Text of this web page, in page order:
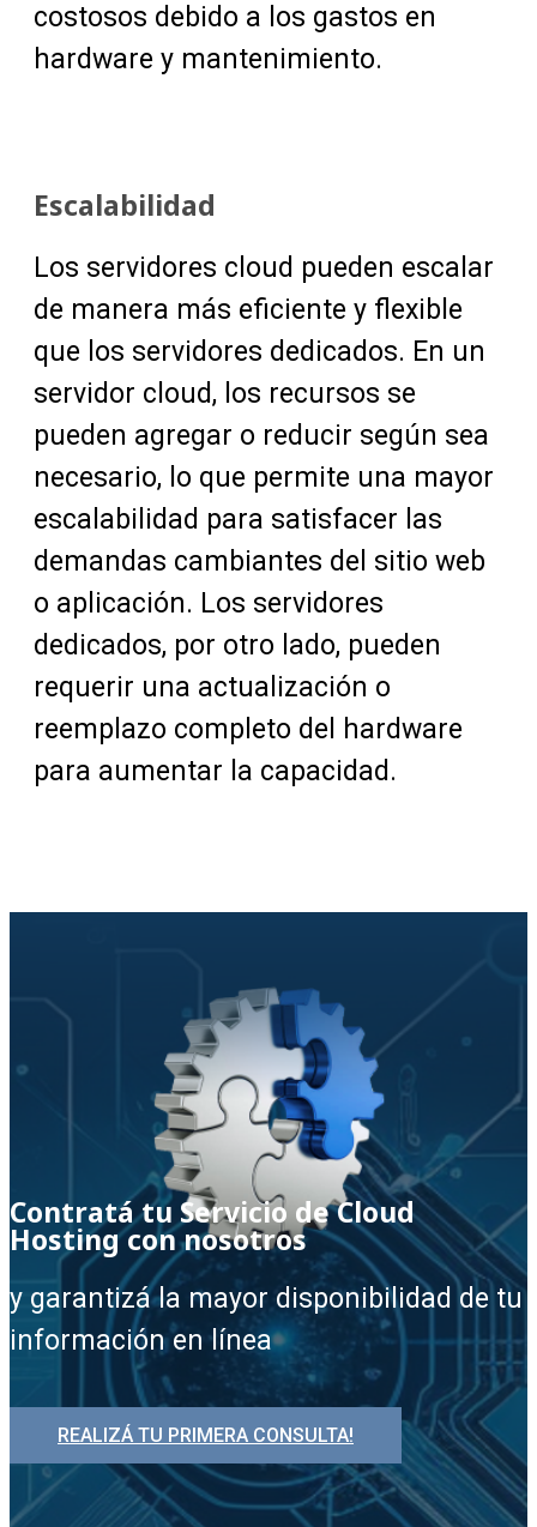
costosos debido a los gastos en
hardware y mantenimiento.
Escalabilidad
Los servidores cloud pueden escalar
de manera más eficiente y flexible
que los servidores dedicados. En un
servidor cloud, los recursos se
pueden agregar o reducir según sea
necesario, lo que permite una mayor
escalabilidad para satisfacer las
demandas cambiantes del sitio web
o aplicación. Los servidores
dedicados, por otro lado, pueden
requerir una actualización o
reemplazo completo del hardware
para aumentar la capacidad.
Contratá tu Servicio de Cloud
Hosting con nosotros
y garantizá la mayor disponibilidad de tu
información en línea
REALIZÁ TU PRIMERA CONSULTA!